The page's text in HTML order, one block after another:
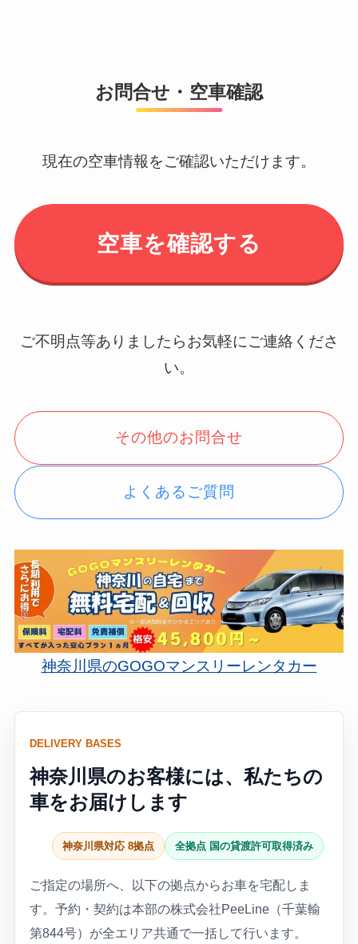
お問合せ・空車確認
現在の空車情報をご確認いただけます。
空車を確認する
ご不明点等ありましたらお気軽にご連絡くださ
い。
その他のお問合せ
よくあるご質問
神奈川県のGOGOマンスリーレンタカー
DELIVERY BASES
神奈川県のお客様には、私たちの
車をお届けします
神奈川県対応 8拠点 全拠点 国の貸渡許可取得済み
ご指定の場所へ、以下の拠点からお車を宅配しま
す。予約・契約は本部の株式会社PeeLine（千葉輸
第844号）が全エリア共通で一括して行います。